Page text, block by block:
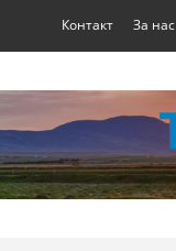
Контакт За нас